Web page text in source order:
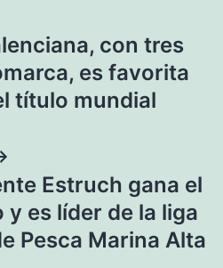
con tres
es favorita
título mundial
Estruch gana el
es líder de la liga
Pesca Marina Alta